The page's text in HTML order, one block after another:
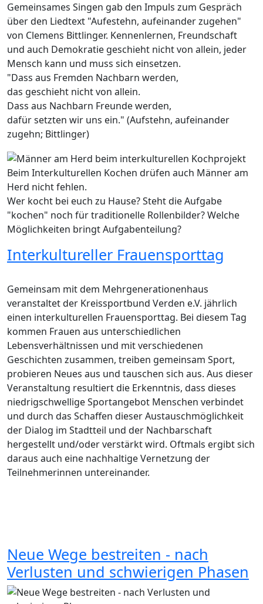
Gemeinsames Singen gab den Impuls zum Gespräch
über den Liedtext "Aufestehn, aufeinander zugehen"
von Clemens Bittlinger. Kennenlernen, Freundschaft
und auch Demokratie geschieht nicht von allein, jeder
Mensch kann und muss sich einsetzen.
"Dass aus Fremden Nachbarn werden,
das geschieht nicht von allein.
Dass aus Nachbarn Freunde werden,
dafür setzten wir uns ein." (Aufstehn, aufeinander
zugehn; Bittlinger)
Beim Interkulturellen Kochen drüfen auch Männer am
Herd nicht fehlen.
Wer kocht bei euch zu Hause? Steht die Aufgabe
"kochen" noch für traditionelle Rollenbilder? Welche
Möglichkeiten bringt Aufgabenteilung?
Interkultureller Frauensporttag
Gemeinsam mit dem Mehrgenerationenhaus
veranstaltet der Kreissportbund Verden e.V. jährlich
einen interkulturellen Frauensporttag. Bei diesem Tag
kommen Frauen aus unterschiedlichen
Lebensverhältnissen und mit verschiedenen
Geschichten zusammen, treiben gemeinsam Sport,
probieren Neues aus und tauschen sich aus. Aus dieser
Veranstaltung resultiert die Erkenntnis, dass dieses
niedrigschwellige Sportangebot Menschen verbindet
und durch das Schaffen dieser Austauschmöglichkeit
der Dialog im Stadtteil und der Nachbarschaft
hergestellt und/oder verstärkt wird. Oftmals ergibt sich
daraus auch eine nachhaltige Vernetzung der
Teilnehmerinnen untereinander.
Neue Wege bestreiten - nach
Verlusten und schwierigen Phasen